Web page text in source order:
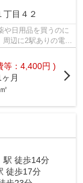
丁目４２
日用品を買うのに
辺に2駅ありの電車
等：4,400円 )
ヶ月
駅 徒歩14分
徒歩17分